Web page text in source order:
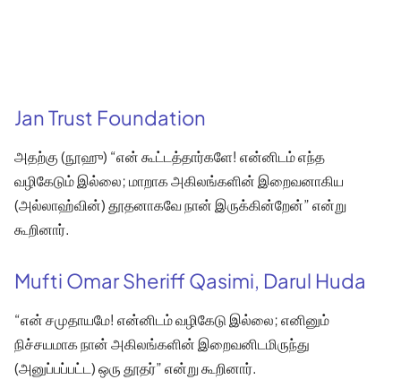
Jan Trust Foundation
அதற்கு (நூஹு) “என் கூட்டத்தார்களே! என்னிடம் எந்த
வழிகேடும் இல்லை; மாறாக அகிலங்களின் இறைவனாகிய
(அல்லாஹ்வின்) தூதனாகவே நான் இருக்கின்றேன்” என்று
கூறினார்.
Mufti Omar Sheriff Qasimi, Darul Huda
“என் சமுதாயமே! என்னிடம் வழிகேடு இல்லை; எனினும்
நிச்சயமாக நான் அகிலங்களின் இறைவனிடமிருந்து
(அனுப்பப்பட்ட) ஒரு தூதர்” என்று கூறினார்.